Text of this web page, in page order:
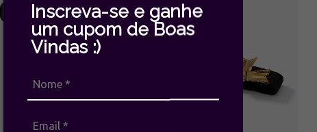
Inscreva-se e ganhe
um cupom de Boas
Vindas :)
ESGOTADO ESGOTADO